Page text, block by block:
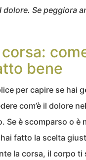
dolore. Se peggiora
bene
per capire se hai
com’è il dolore
Se è scomparso o è
fatto la scelta
la corsa, il corpo ti